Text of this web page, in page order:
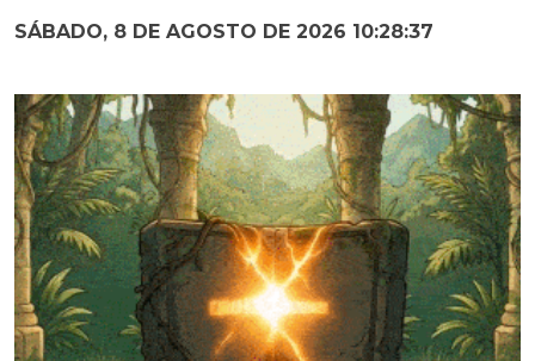
SÁBADO, 8 DE AGOSTO DE 2026 10:28:38